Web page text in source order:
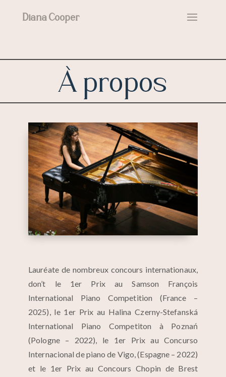
Diana Cooper
À propos
Lauréate de nombreux concours internationaux,
don’t le 1er Prix au Samson François
International Piano Competition (France –
2025), le 1er Prix au Halina Czerny-Stefanská
International Piano Competiton à Poznań
(Pologne – 2022), le 1er Prix au Concurso
Internacional de piano de Vigo, (Espagne – 2022)
et le 1er Prix au Concours Chopin de Brest